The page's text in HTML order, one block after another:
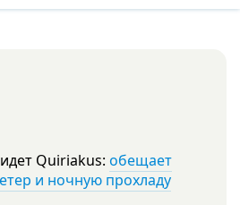
Quiriakus: обещает
и ночную прохладу